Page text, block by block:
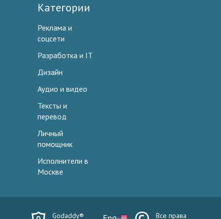
Категории
Реклама и
соцсети
Разработка и IT
Дизайн
Аудио и видео
Тексты и
перевод
Личный
помощник
Исполнители в
Москве
Godaddy® Все права